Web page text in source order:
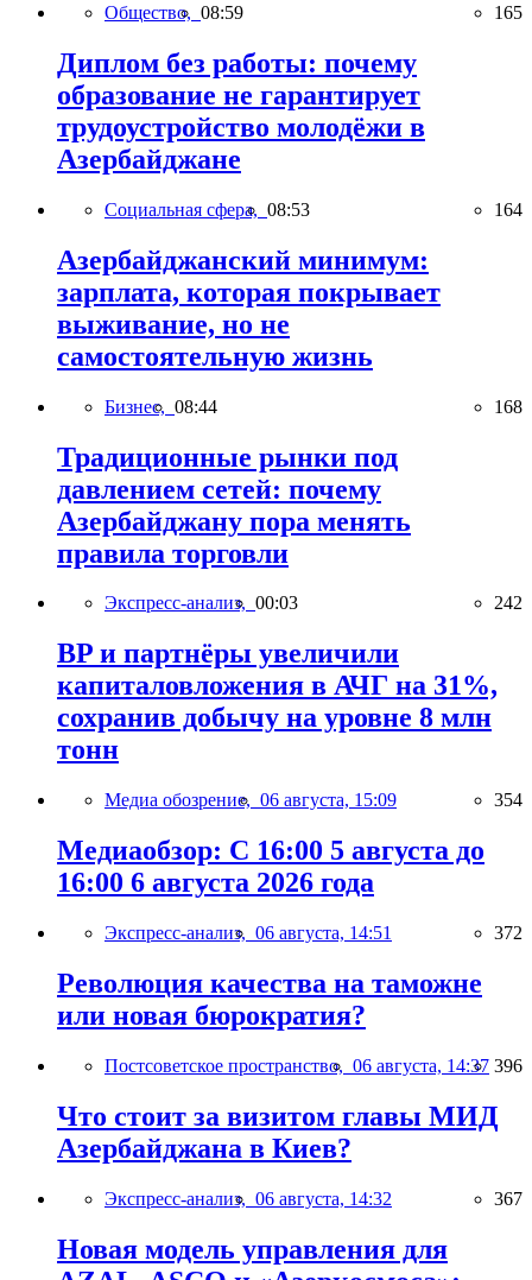
Общество, 08:59 165
Диплом без работы: почему
образование не гарантирует
трудоустройство молодёжи в
Азербайджане
Социальная сфера, 08:53 164
Азербайджанский минимум:
зарплата, которая покрывает
выживание, но не
самостоятельную жизнь
Бизнес, 08:44 168
Традиционные рынки под
давлением сетей: почему
Азербайджану пора менять
правила торговли
Экспресс-анализ, 00:03 242
BP и партнёры увеличили
капиталовложения в АЧГ на 31%,
сохранив добычу на уровне 8 млн
тонн
Медиа обозрение, 06 августа, 15:09 354
Медиаобзор: С 16:00 5 августа до
16:00 6 августа 2026 года
Экспресс-анализ, 06 августа, 14:51 372
Революция качества на таможне
или новая бюрократия?
Постсоветское пространство, 06 августа, 14:37 396
Что стоит за визитом главы МИД
Азербайджана в Киев?
Экспресс-анализ, 06 августа, 14:32 367
Новая модель управления для